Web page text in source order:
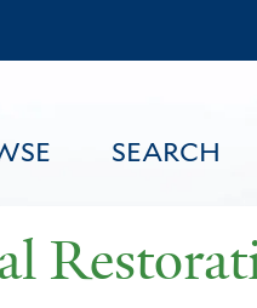
to
content
SEARCH